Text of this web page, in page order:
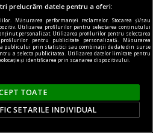
de unică folosință
care reușește să atragă
totodată.
prelucrăm datele pentru a oferi:
Măsurarea performanței reclamelor. Stocarea și/sau
Utilizarea profilurilor pentru selectarea conținutului
personalizat. Utilizarea profilurilor pentru selectarea
pentru publicitate personalizată. Măsurarea
publicului prin statistici sau combinații de date din surse
a selecta publicitatea. Utilizarea datelor limitate pentru
și identificarea prin scanarea dispozitivului.
TOATE
SETARILE INDIVIDUAL